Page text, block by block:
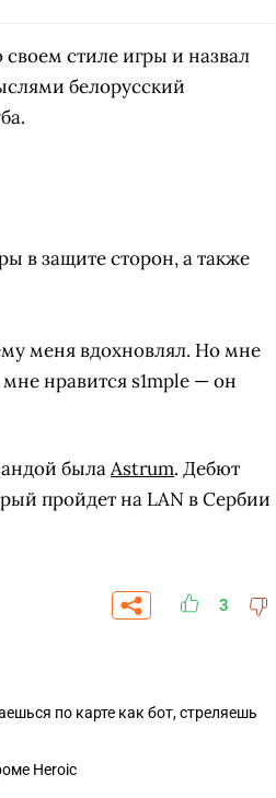
своем стиле игры и назвал
белорусский
в защите сторон, а также
меня вдохновлял. Но мне
нравится s1mple — он
былаAstrum. Дебют
пройдет на LAN в Сербии
3
по карте как бот, стреляешь
Heroic